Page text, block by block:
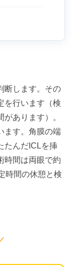
断します。その
を行います（検
あります）。
ます。角膜の端
たんだICLを挿
時間は両眼で約
時間の休憩と検